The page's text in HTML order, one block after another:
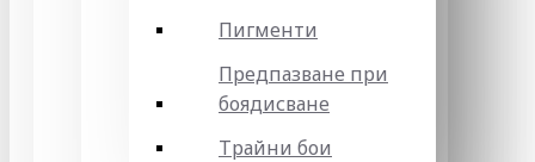
Пигменти
Предпазване при
боядисване
Трайни бои